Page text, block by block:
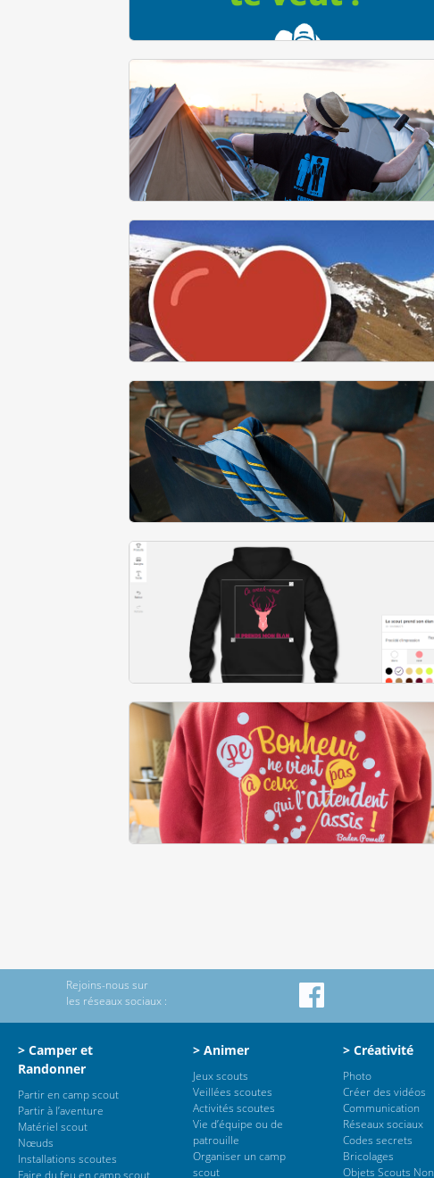
Rejoins-nous sur
les réseaux sociaux :
> Camper et
Randonner
Partir en camp scout
Partir à l’aventure
Matériel scout
Nœuds
Installations scoutes
> Animer
Jeux scouts
Veillées scoutes
Activités scoutes
Vie d’équipe ou de
patrouille
Organiser un camp
scout
> Créativité
Photo
Créer des vidéos
Communication
Réseaux sociaux
Codes secrets
Bricolages
Objets Scouts Non